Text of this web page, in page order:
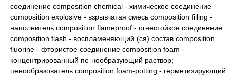
соединение composition chemical - химическое соединение
composition explosive - взрывчатая смесь composition filling -
наполнитель composition flameproof - огнестойкое соединение
composition flash - воспламеняющий (ся) состав composition
fluorine - фтористое соединение composition foam -
концентрированный пе-нообразующий раствор;
пенообразователь composition foam-potting - герметизирующий